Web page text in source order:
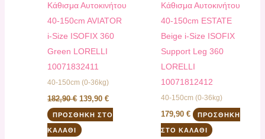
Kάθισμα Αυτοκινήτου
40-150cm AVIATOR
i-Size ISOFIX 360
Green LORELLI
10071832411
40-150cm (0-36kg)
182,90€ 139,90€
ΠΡΟΣΘΉΚΗ ΣΤΟ
ΚΑΛΆΘΙ
Kάθισμα Αυτοκινήτου
40-150cm ESTATE
Beige i-Size ISOFIX
Support Leg 360
LORELLI
10071812412
40-150cm (0-36kg)
179,90 € ΠΡΟΣΘΉΚΗ
ΣΤΟ ΚΑΛΆΘΙ